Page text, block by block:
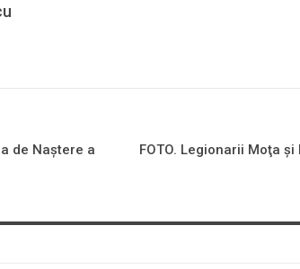
de Naştere a
FOTO. Legionarii Moţa